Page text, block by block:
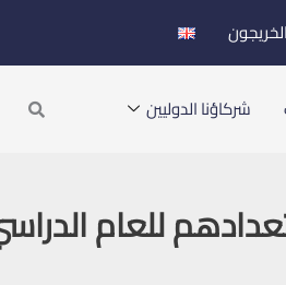
الخريجون
شركاؤنا الدوليين Search
للعام